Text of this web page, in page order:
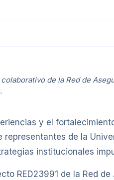
de la Red de
y el
representantes de la
institucionales
RED23991 de la Red